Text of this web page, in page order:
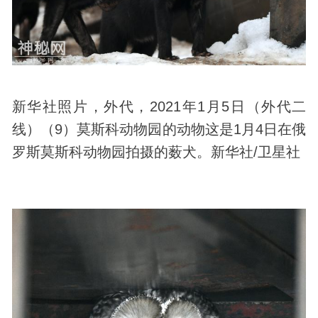
新华社照片，外代，2021年1月5日（外代二
线）（9）莫斯科动物园的动物这是1月4日在俄
罗斯莫斯科动物园拍摄的薮犬。新华社/卫星社